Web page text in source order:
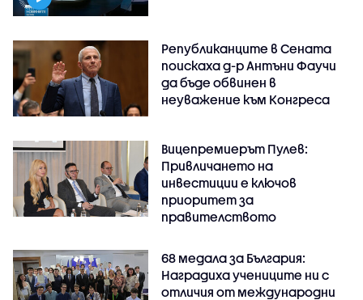
Републиканците в Сената
поискаха д-р Антъни Фаучи
да бъде обвинен в
неуважение към Конгреса
Вицепремиерът Пулев:
Привличането на
инвестиции е ключов
приоритет за
правителството
68 медала за България:
Наградиха учениците ни с
отличия от международни